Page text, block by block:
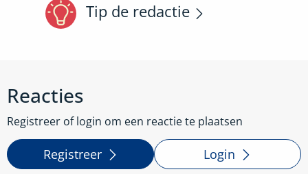
Tip de redactie
Reacties
Registreer of login om een reactie te plaatsen
Registreer Login